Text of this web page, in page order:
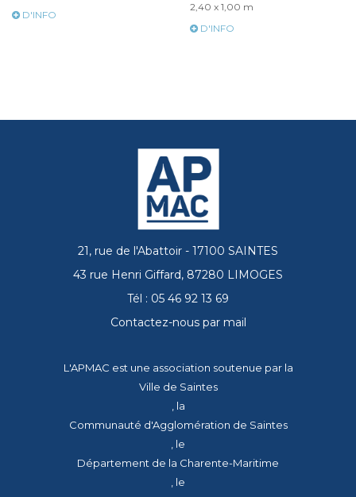
D'INFO
2,40 x 1,00 m
D'INFO
21, rue de l'Abattoir - 17100 SAINTES
43 rue Henri Giffard, 87280 LIMOGES
Tél : 05 46 92 13 69
Contactez-nous par mail
L'APMAC est une association soutenue par la
Ville de Saintes
, la
Communauté d'Agglomération de Saintes
, le
Département de la Charente-Maritime
, le